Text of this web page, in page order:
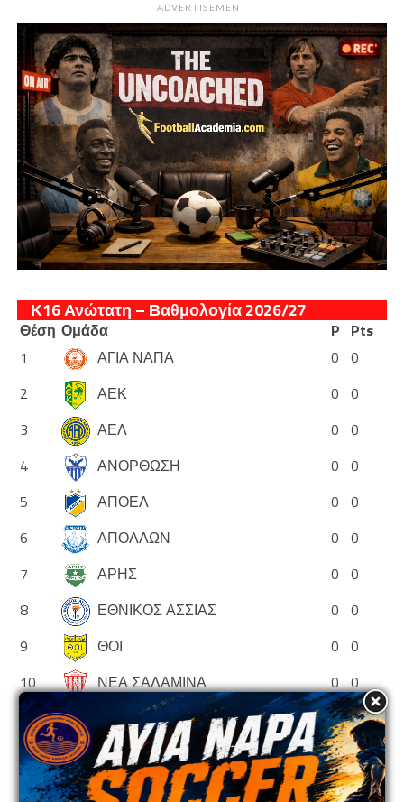
ADVERTISEMENT
Κ16 Ανώτατη – Βαθμολογία 2026/27
Θέση Ομάδα P Pts
1
ΑΓΙΑ ΝΑΠΑ 0 0
2
ΑΕΚ 0 0
3
ΑΕΛ 0 0
4
ΑΝΟΡΘΩΣΗ 0 0
5
ΑΠΟΕΛ 0 0
6
ΑΠΟΛΛΩΝ 0 0
7
ΑΡΗΣ 0 0
8
ΕΘΝΙΚΟΣ ΑΣΣΙΑΣ 0 0
9
ΘΟΙ 0 0
10
ΝΕΑ ΣΑΛΑΜΙΝΑ 0 0
11
ΟΛΥΜΠΙΑΚΟΣ 0 0
12
ΟΜΟΝΟΙΑ 0 0
13
ΟΜΟΝΟΙΑ ΑΡΑΔΙΠΠΟΥ 0 0